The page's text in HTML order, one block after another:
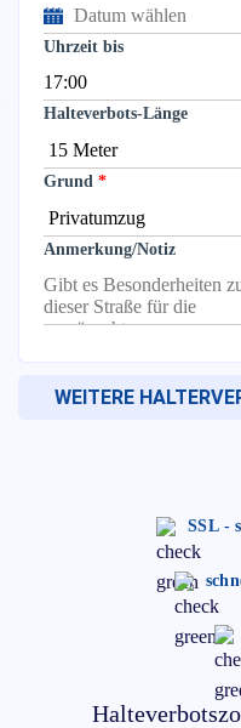
Uhrzeit bis
Halteverbots-Länge
Grund
Anmerkung/Notiz
WEITERE
SSL -